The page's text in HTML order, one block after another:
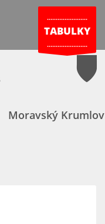
.......................
TABULKY
.......................
Moravský Krumlov